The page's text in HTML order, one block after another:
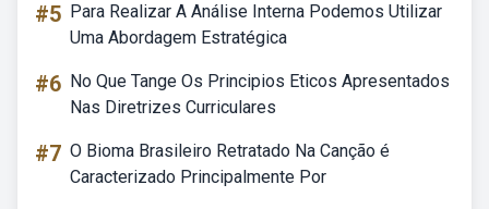
#5 Para Realizar A Análise Interna Podemos Utilizar
Uma Abordagem Estratégica
#6 No Que Tange Os Principios Eticos Apresentados
Nas Diretrizes Curriculares
#7 O Bioma Brasileiro Retratado Na Canção é
Caracterizado Principalmente Por